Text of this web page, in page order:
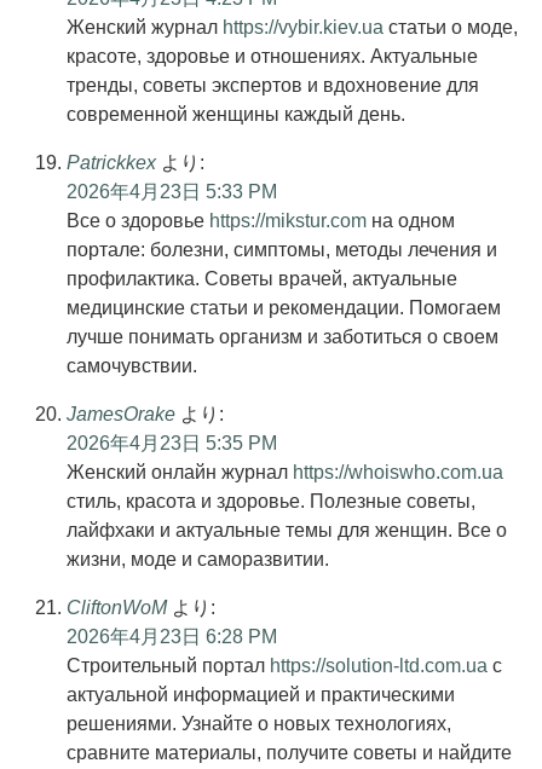
Женский журнал https://vybir.kiev.ua статьи о моде,
красоте, здоровье и отношениях. Актуальные
тренды, советы экспертов и вдохновение для
современной женщины каждый день.
Patrickkex より:
2026年4月23日 5:33 PM
Все о здоровье https://mikstur.com на одном
портале: болезни, симптомы, методы лечения и
профилактика. Советы врачей, актуальные
медицинские статьи и рекомендации. Помогаем
лучше понимать организм и заботиться о своем
самочувствии.
JamesOrake より:
2026年4月23日 5:35 PM
Женский онлайн журнал https://whoiswho.com.ua
стиль, красота и здоровье. Полезные советы,
лайфхаки и актуальные темы для женщин. Все о
жизни, моде и саморазвитии.
CliftonWoM より:
2026年4月23日 6:28 PM
Строительный портал https://solution-ltd.com.ua с
актуальной информацией и практическими
решениями. Узнайте о новых технологиях,
сравните материалы, получите советы и найдите